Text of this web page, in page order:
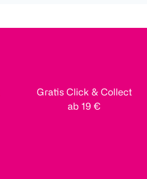
Gratis Click & Collect
ab 19 €